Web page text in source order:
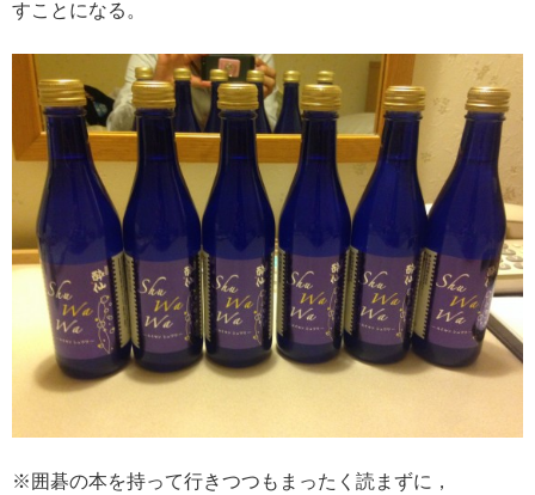
すことになる。
※囲碁の本を持って行きつつもまったく読まずに，